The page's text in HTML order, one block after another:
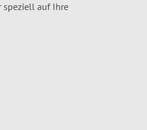
speziell auf Ihre